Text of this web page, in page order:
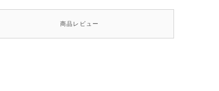
商品 レビュー